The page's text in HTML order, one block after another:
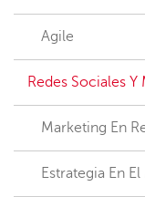
Agile
Redes Sociales Y
Marketing En
Estrategia En